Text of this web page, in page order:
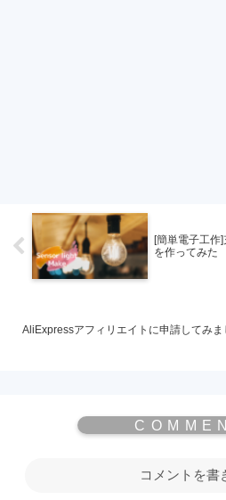
[簡単電子工作
を作ってみた
AliExpressアフィリエイトに申請してみま
コメントを書